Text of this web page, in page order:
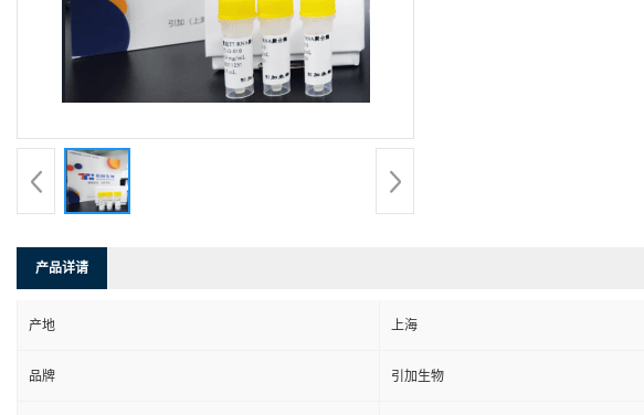
产品详请
产地 上海
品牌 引加生物